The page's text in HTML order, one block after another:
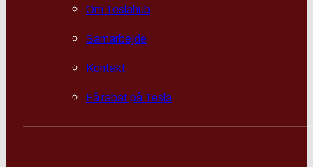
Om Teslahub
Samarbejde
Kontakt
Få rabat på Tesla